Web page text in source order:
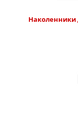
Наколенники